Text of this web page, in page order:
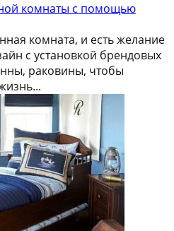
комнаты с помощью
комната, и есть желание
с установкой брендовых
раковины, чтобы